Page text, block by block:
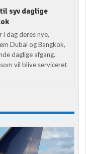
syv daglige
i dag deres nye,
Dubai og Bangkok,
daglige afgang.
vil blive serviceret